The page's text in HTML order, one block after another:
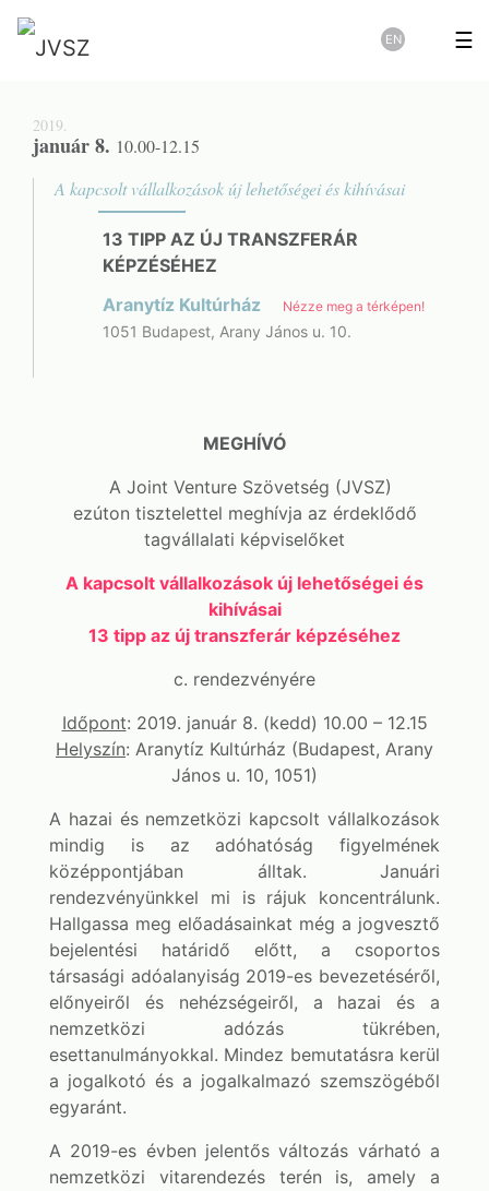
☰
EN
2019.
január 8. 10.00-12.15
A kapcsolt vállalkozások új lehetőségei és kihívásai
13 TIPP AZ ÚJ TRANSZFERÁR
KÉPZÉSÉHEZ
Aranytíz Kultúrház
Nézze meg a térképen!
1051 Budapest, Arany János u. 10.
MEGHÍVÓ
A Joint Venture Szövetség (JVSZ)
ezúton tisztelettel meghívja az érdeklődő
tagvállalati képviselőket
A kapcsolt vállalkozások új lehetőségei és
kihívásai
13 tipp az új transzferár képzéséhez
c. rendezvényére
Időpont: 2019. január 8. (kedd) 10.00 – 12.15
Helyszín: Aranytíz Kultúrház (Budapest, Arany
János u. 10, 1051)
A hazai és nemzetközi kapcsolt vállalkozások
mindig is az adóhatóság figyelmének
középpontjában álltak. Januári
rendezvényünkkel mi is rájuk koncentrálunk.
Hallgassa meg előadásainkat még a jogvesztő
bejelentési határidő előtt, a csoportos
társasági adóalanyiság 2019-es bevezetéséről,
előnyeiről és nehézségeiről, a hazai és a
nemzetközi adózás tükrében,
esettanulmányokkal. Mindez bemutatásra kerül
a jogalkotó és a jogalkalmazó szemszögéből
egyaránt.
A 2019-es évben jelentős változás várható a
nemzetközi vitarendezés terén is, amely a